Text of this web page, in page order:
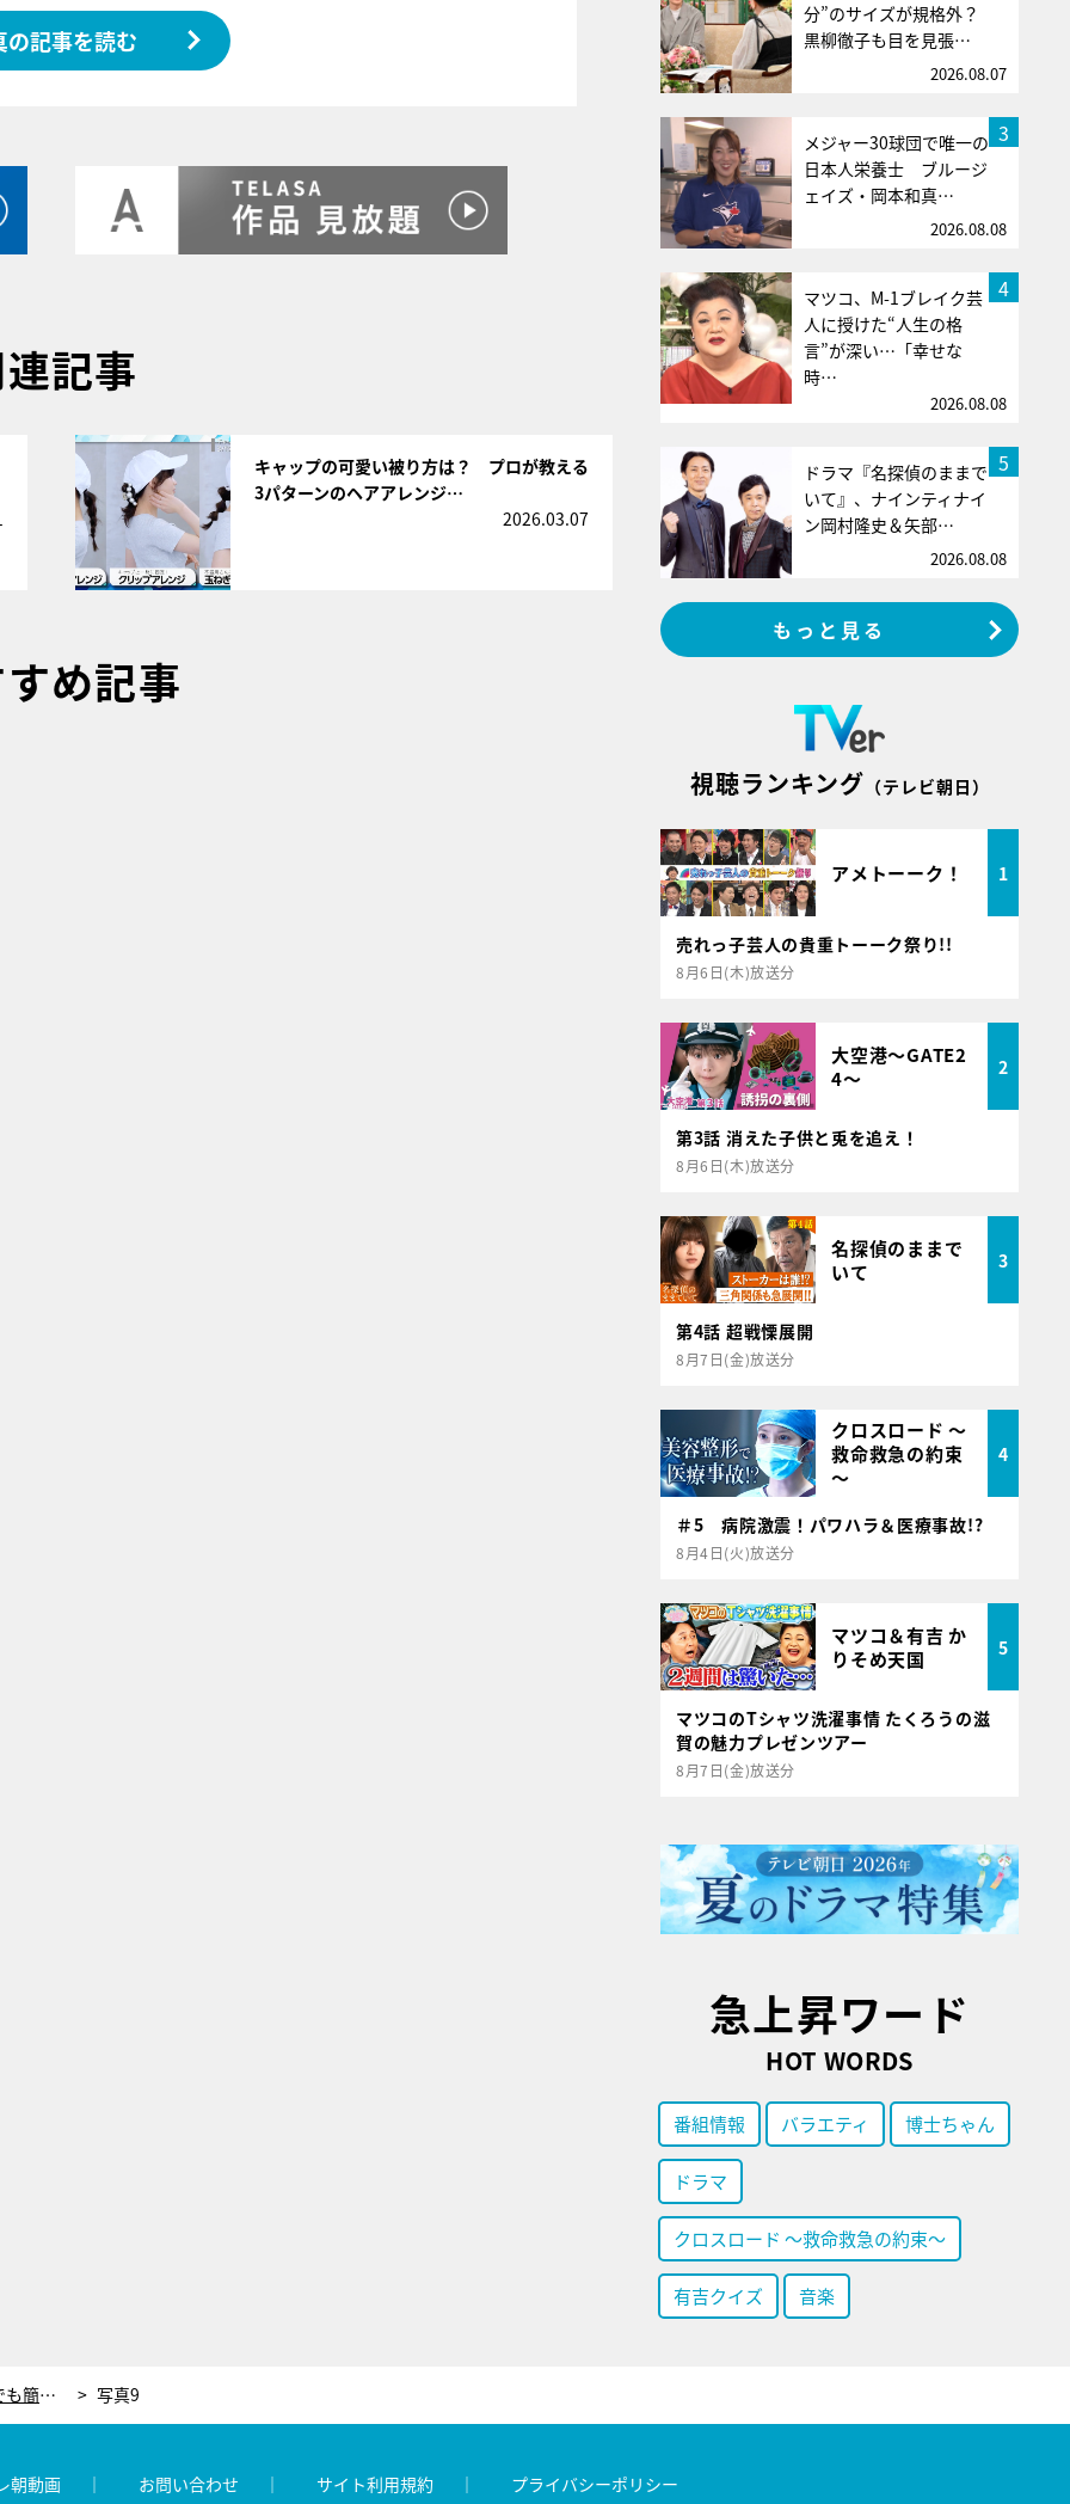
の記事を読む
記事
キャップの可愛い被り方は？ プロが教える
3パターンのヘアアレンジ…
2026.03.07
め記事
分”のサイズが規格外？
黒柳徹子も目を見張…
2026.08.07
3
メジャー30球団で唯一の
日本人栄養士 ブルージ
ェイズ・岡本和真…
2026.08.08
4
マツコ、M-1ブレイク芸
人に授けた“人生の格
言”が深い…「幸せな
時…
2026.08.08
5
ドラマ『名探偵のままで
いて』、ナインティナイ
ン岡村隆史＆矢部…
2026.08.08
もっと見る
視聴ランキング （テレビ朝日）
アメトーーク！ 1
売れっ子芸人の貴重トーーク祭り!!
8月6日(木)放送分
大空港～GATE2
4～
2
第3話 消えた子供と兎を追え！
8月6日(木)放送分
名探偵のままで
いて
3
第4話 超戦慄展開
8月7日(金)放送分
クロスロード ～
救命救急の約束
～
4
＃5 病院激震！パワハラ＆医療事故!?
8月4日(火)放送分
マツコ＆有吉 か
りそめ天国
5
マツコのTシャツ洗濯事情 たくろうの滋
賀の魅力プレゼンツアー
8月7日(金)放送分
急上昇ワード
HOT WORDS
番組情報 バラエティ 博士ちゃん
ドラマ
クロスロード ～救命救急の約束～
有吉クイズ 音楽
蛯原友里、カチモリ風アレンジに「私でも簡単にできそう！」シュシュを使った3パターンのアレンジをレッスン 写真9
朝動画 お問い合わせ サイト利用規約 プライバシーポリシー